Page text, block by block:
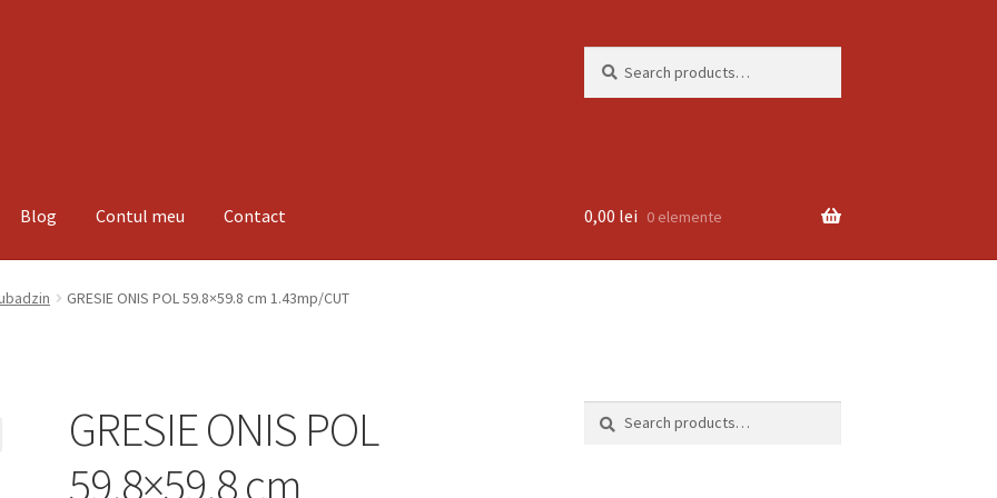
for:
Blog Contul meu Contact
noiInformatiiMagazinPlată
0,00 lei 0 elemente
GRESIE ONIS POL 59.8×59.8 cm 1.43mp/CUT
GRESIE ONIS POL
59.8×59.8 cm
Search
Search